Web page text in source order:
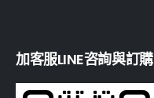
加客服LINE咨詢與訂購